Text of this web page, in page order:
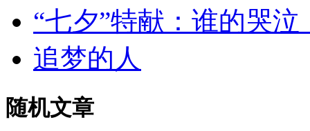
“七夕”特献：谁的哭
追梦的人
随机文章